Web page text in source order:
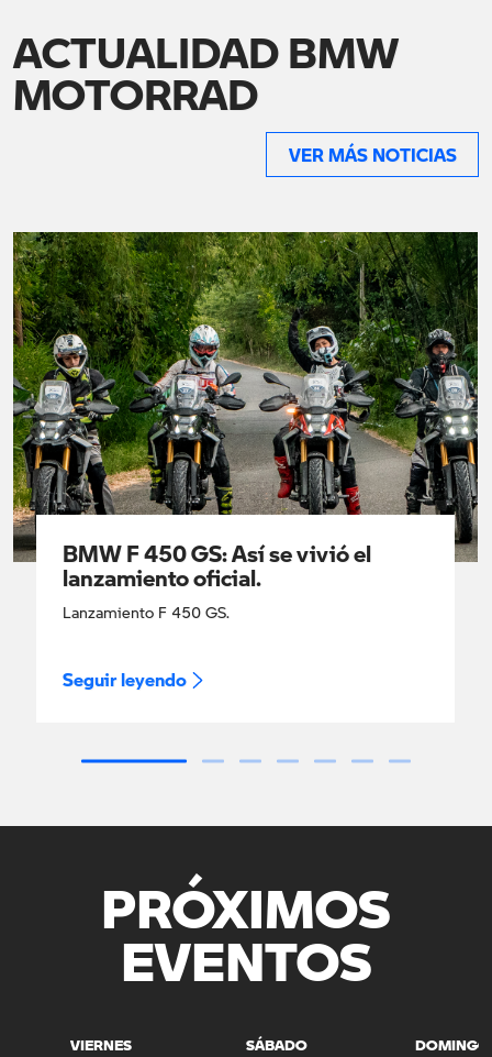
ACTUALIDAD BMW
MOTORRAD
VER MÁS NOTICIAS
BMW F 450 GS: Así se vivió el
lanzamiento oficial.
Lanzamiento F 450 GS.
Seguir leyendo
PRÓXIMOS
EVENTOS
VIERNES SÁBADO DOMINGO